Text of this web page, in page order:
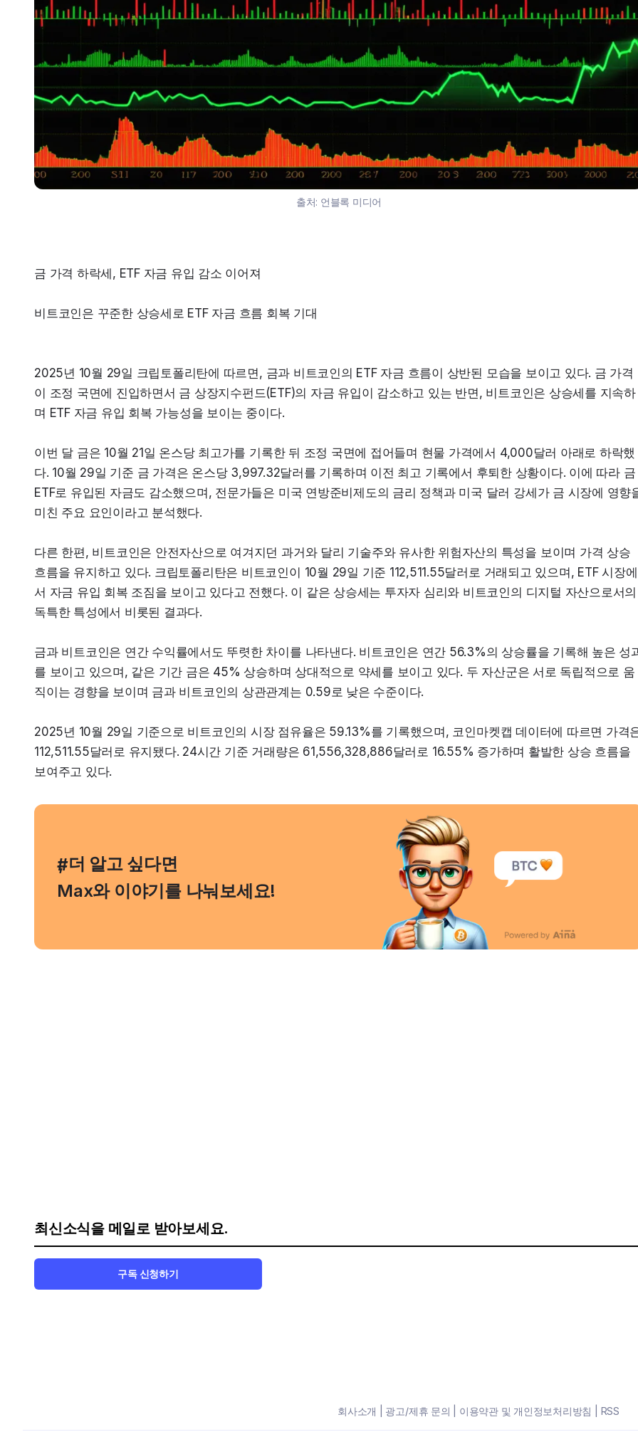
출처: 언블록 미디어
금 가격 하락세, ETF 자금 유입 감소 이어져
비트코인은 꾸준한 상승세로 ETF 자금 흐름 회복 기대
2025년 10월 29일 크립토폴리탄에 따르면, 금과 비트코인의 ETF 자금 흐름이 상반된 모습을 보이고 있다. 금 가격
이 조정 국면에 진입하면서 금 상장지수펀드(ETF)의 자금 유입이 감소하고 있는 반면, 비트코인은 상승세를 지속하
며 ETF 자금 유입 회복 가능성을 보이는 중이다.
이번 달 금은 10월 21일 온스당 최고가를 기록한 뒤 조정 국면에 접어들며 현물 가격에서 4,000달러 아래로 하락했
다. 10월 29일 기준 금 가격은 온스당 3,997.32달러를 기록하며 이전 최고 기록에서 후퇴한 상황이다. 이에 따라 금
ETF로 유입된 자금도 감소했으며, 전문가들은 미국 연방준비제도의 금리 정책과 미국 달러 강세가 금 시장에 영향
미친 주요 요인이라고 분석했다.
다른 한편, 비트코인은 안전자산으로 여겨지던 과거와 달리 기술주와 유사한 위험자산의 특성을 보이며 가격 상승
흐름을 유지하고 있다. 크립토폴리탄은 비트코인이 10월 29일 기준 112,511.55달러로 거래되고 있으며, ETF 시장에
서 자금 유입 회복 조짐을 보이고 있다고 전했다. 이 같은 상승세는 투자자 심리와 비트코인의 디지털 자산으로서의
독특한 특성에서 비롯된 결과다.
금과 비트코인은 연간 수익률에서도 뚜렷한 차이를 나타낸다. 비트코인은 연간 56.3%의 상승률을 기록해 높은 성
를 보이고 있으며, 같은 기간 금은 45% 상승하며 상대적으로 약세를 보이고 있다. 두 자산군은 서로 독립적으로 움
직이는 경향을 보이며 금과 비트코인의 상관관계는 0.59로 낮은 수준이다.
2025년 10월 29일 기준으로 비트코인의 시장 점유율은 59.13%를 기록했으며, 코인마켓캡 데이터에 따르면 가격
112,511.55달러로 유지됐다. 24시간 기준 거래량은 61,556,328,886달러로 16.55% 증가하며 활발한 상승 흐름을
보여주고 있다.
#
, 더 알고 싶다면
Max와 이야기를 나눠보세요!
최신소식을 메일로 받아보세요.
구독 신청하기
회사소개 광고/제휴 문의 이용약관 및 개인정보처리방침 RSS